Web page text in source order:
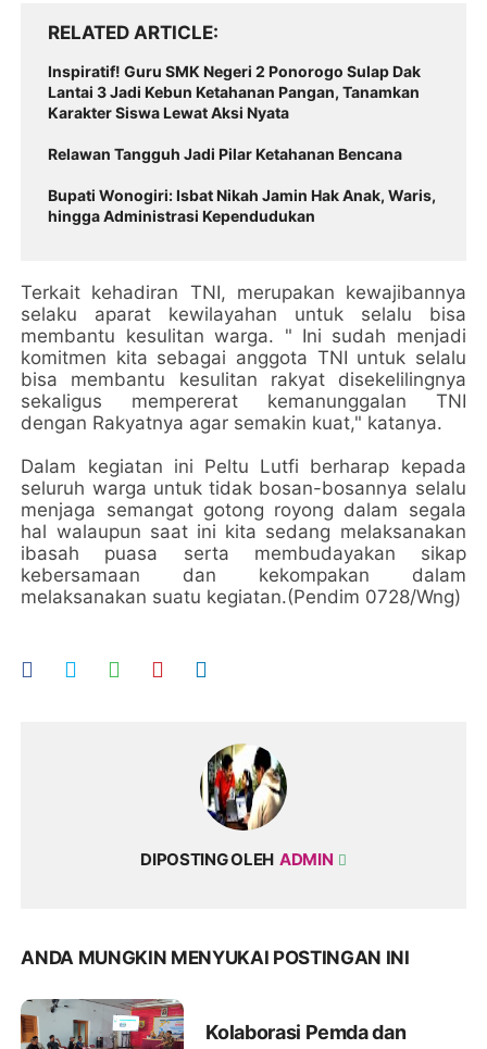
RELATED ARTICLE
Inspiratif! Guru SMK Negeri 2 Ponorogo Sulap Dak
Lantai 3 Jadi Kebun Ketahanan Pangan, Tanamkan
Karakter Siswa Lewat Aksi Nyata
Relawan Tangguh Jadi Pilar Ketahanan Bencana
Bupati Wonogiri: Isbat Nikah Jamin Hak Anak, Waris,
hingga Administrasi Kependudukan
Terkait kehadiran TNI, merupakan kewajibannya
selaku aparat kewilayahan untuk selalu bisa
membantu kesulitan warga. " Ini sudah menjadi
komitmen kita sebagai anggota TNI untuk selalu
bisa membantu kesulitan rakyat disekelilingnya
sekaligus mempererat kemanunggalan TNI
dengan Rakyatnya agar semakin kuat," katanya.
Dalam kegiatan ini Peltu Lutfi berharap kepada
seluruh warga untuk tidak bosan-bosannya selalu
menjaga semangat gotong royong dalam segala
hal walaupun saat ini kita sedang melaksanakan
ibasah puasa serta membudayakan sikap
kebersamaan dan kekompakan dalam
melaksanakan suatu kegiatan.(Pendim 0728/Wng)
DIPOSTING OLEH ADMIN
ANDA MUNGKIN MENYUKAI POSTINGAN INI
Kolaborasi Pemda dan